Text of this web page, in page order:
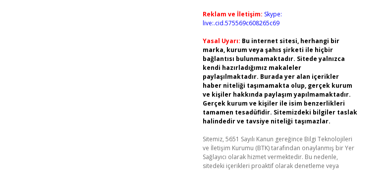
Reklam ve İletişim: Skype:
live:.cid.575569c608265c69
Yasal Uyarı: Bu internet sitesi, herhangi bir
marka, kurum veya şahıs şirketi ile hiçbir
bağlantısı bulunmamaktadır. Sitede yalnızca
kendi hazırladığımız makaleler
paylaşılmaktadır. Burada yer alan içerikler
haber niteliği taşımamakta olup, gerçek kurum
ve kişiler hakkında paylaşım yapılmamaktadır.
Gerçek kurum ve kişiler ile isim benzerlikleri
tamamen tesadüfidir. Sitemizdeki bilgiler taslak
halindedir ve tavsiye niteliği taşımazlar.
Sitemiz, 5651 Sayılı Kanun gereğince Bilgi Teknolojileri
ve İletişim Kurumu (BTK) tarafından onaylanmış bir Yer
Sağlayıcı olarak hizmet vermektedir. Bu nedenle,
sitedeki içerikleri proaktif olarak denetleme veya